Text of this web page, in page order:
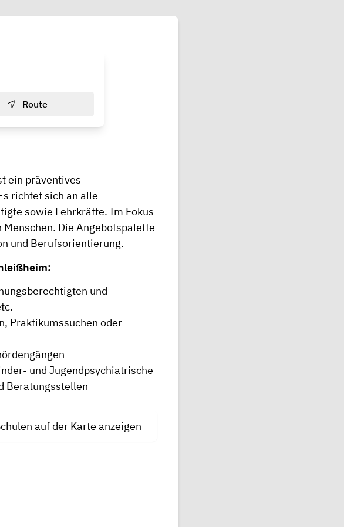
Route
ein präventives
richtet sich an alle
sowie Lehrkräfte. Im Fokus
Die Angebotspalette
und Berufsorientierung.
und
Praktikumssuchen oder
und Jugendpsychiatrische
Beratungsstellen
auf der Karte anzeigen